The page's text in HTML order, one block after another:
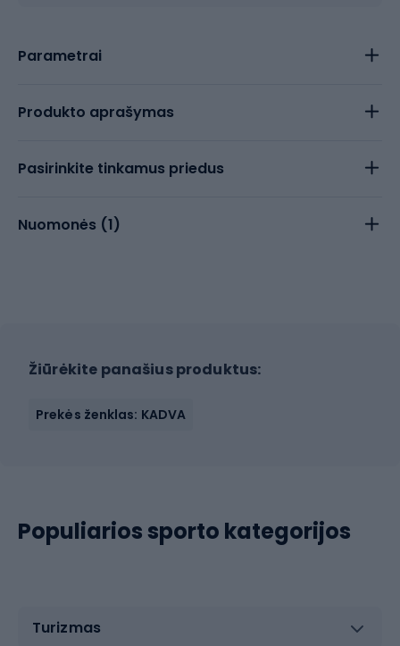
Parametrai
Produkto aprašymas
Pasirinkite tinkamus priedus
Nuomonės (1)
Žiūrėkite panašius produktus:
Prekės ženklas: KADVA
Populiarios sporto kategorijos
Turizmas